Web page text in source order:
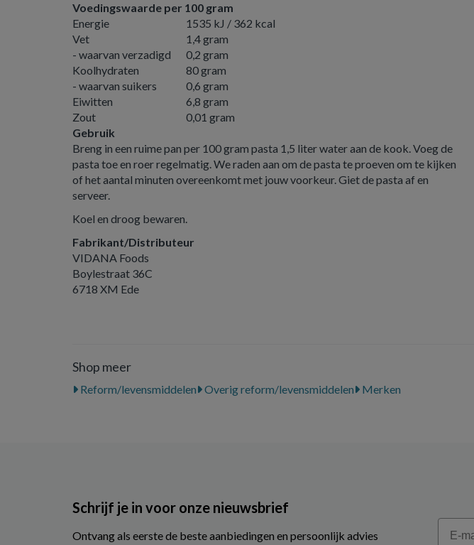
Voedingswaarde per 100 gram
Energie
1535 kJ / 362 kcal
Vet
1,4 gram
- waarvan verzadigd
0,2 gram
Koolhydraten
80 gram
- waarvan suikers
0,6 gram
Eiwitten
6,8 gram
Zout
0,01 gram
Gebruik
Breng in een ruime pan per 100 gram pasta 1,5 liter water aan de kook. Voeg de
pasta toe en roer regelmatig. We raden aan om de pasta te proeven om te kijken
of het aantal minuten overeenkomt met jouw voorkeur. Giet de pasta af en
serveer.
Koel en droog bewaren.
Fabrikant/Distributeur
VIDANA Foods
Boylestraat 36C
6718 XM Ede
Shop meer
Reform/levensmiddelen Overig reform/levensmiddelen Merken
Schrijf je in voor onze nieuwsbrief
Ontvang als eerste de beste aanbiedingen en persoonlijk advies
Email